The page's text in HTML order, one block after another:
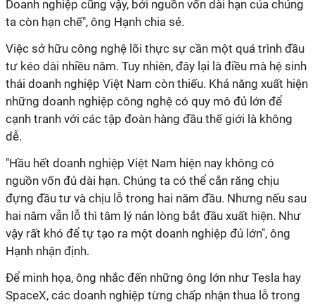
Doanh nghiệp cũng vậy, bởi nguồn vốn dài hạn của chúng
ta còn hạn chế", ông Hạnh chia sẻ.
Việc sở hữu công nghệ lõi thực sự cần một quá trình đầu
tư kéo dài nhiều năm. Tuy nhiên, đây lại là điều mà hệ sinh
thái doanh nghiệp Việt Nam còn thiếu. Khả năng xuất hiện
những doanh nghiệp công nghệ có quy mô đủ lớn để
cạnh tranh với các tập đoàn hàng đầu thế giới là không
dễ.
"Hầu hết doanh nghiệp Việt Nam hiện nay không có
nguồn vốn đủ dài hạn. Chúng ta có thể cắn răng chịu
đựng đầu tư và chịu lỗ trong hai năm đầu. Nhưng nếu sau
hai năm vẫn lỗ thì tâm lý nản lòng bắt đầu xuất hiện. Như
vậy rất khó để tự tạo ra một doanh nghiệp đủ lớn", ông
Hạnh nhận định.
Để minh họa, ông nhắc đến những ông lớn như Tesla hay
SpaceX, các doanh nghiệp từng chấp nhận thua lỗ trong